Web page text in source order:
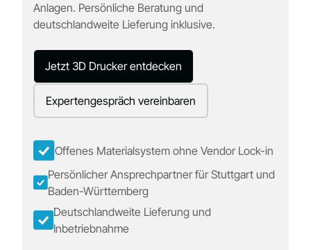
Anlagen. Persönliche Beratung und
deutschlandweite Lieferung inklusive.
Jetzt 3D Drucker entdecken
Expertengespräch vereinbaren
Offenes Materialsystem ohne Vendor Lock-in
Persönlicher Ansprechpartner für Stuttgart und
Baden-Württemberg
Deutschlandweite Lieferung und
Inbetriebnahme